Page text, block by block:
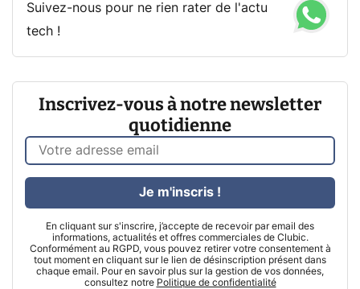
Suivez-nous pour ne rien rater de l'actu
tech !
Inscrivez-vous à notre newsletter
quotidienne
En cliquant sur s'inscrire, j’accepte de recevoir par email des
informations, actualités et offres commerciales de Clubic.
Conformément au RGPD, vous pouvez retirer votre consentement à
tout moment en cliquant sur le lien de désinscription présent dans
chaque email. Pour en savoir plus sur la gestion de vos données,
consultez notre Politique de confidentialité
Je m'inscris !